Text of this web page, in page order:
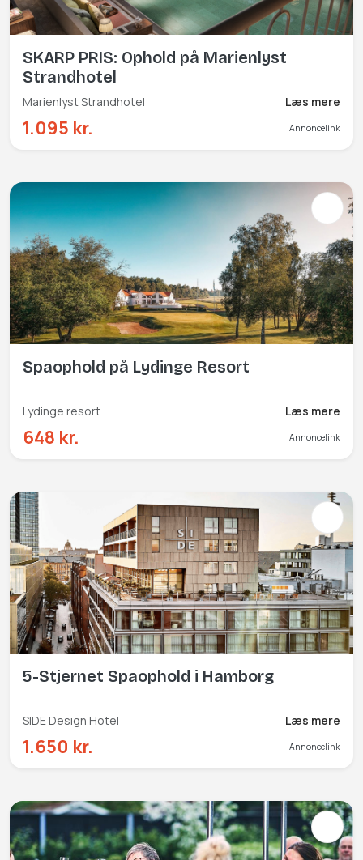
SKARP PRIS: Ophold på Marienlyst
Strandhotel
Marienlyst Strandhotel Læs mere
1.095 kr. Annoncelink
Spaophold på Lydinge Resort
Lydinge resort Læs mere
648 kr. Annoncelink
5-Stjernet Spaophold i Hamborg
SIDE Design Hotel Læs mere
1.650 kr. Annoncelink